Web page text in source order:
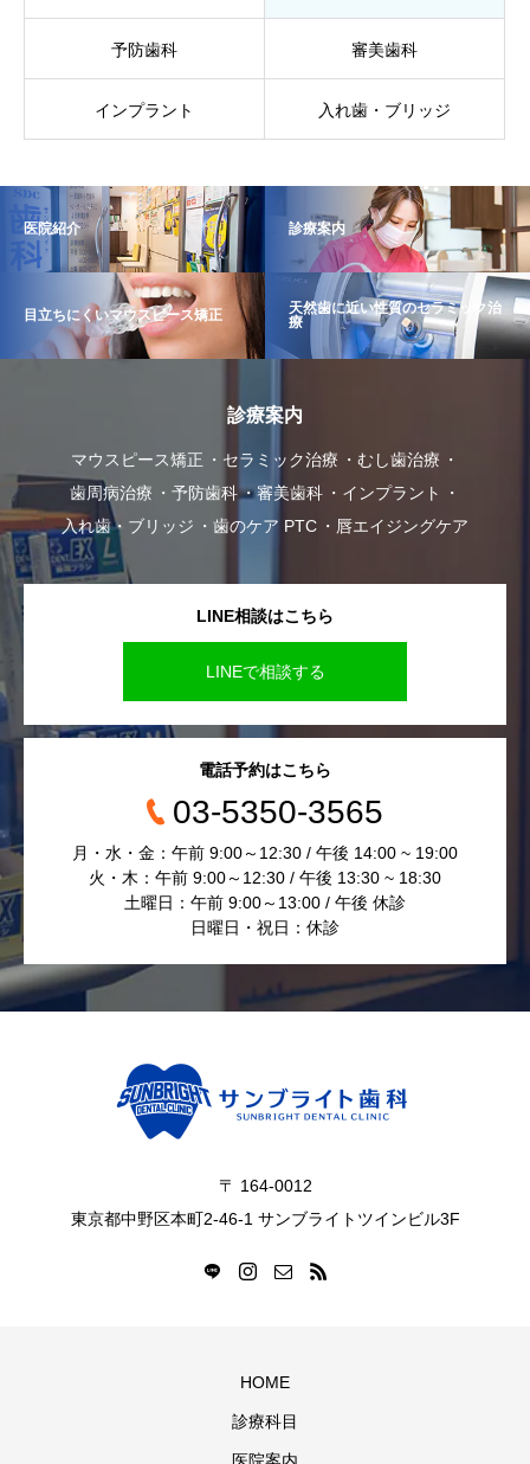
予防歯科 審美歯科
インプラント 入れ歯・ブリッジ
医院紹介 診療案内
目立ちにくいマウスピース矯正
天然歯に近い性質のセラミック治
療
診療案内
マウスピース矯正 セラミック治療
むし歯治療
歯周病治療
予防歯科 審美歯科
インプラント
入れ歯・ブリッジ
歯のケア PTC 唇エイジングケア
LINE相談はこちら
LINEで相談する
電話予約はこちら
03-5350-3565
月・水・金：午前 9:00～12:30 / 午後 14:00 ~ 19:00
火・木：午前 9:00～12:30 / 午後 13:30 ~ 18:30
土曜日：午前 9:00～13:00 / 午後 休診
日曜日・祝日：休診
〒 164-0012
東京都中野区本町2-46-1 サンブライトツインビル3F
HOME
診療科目
医院案内